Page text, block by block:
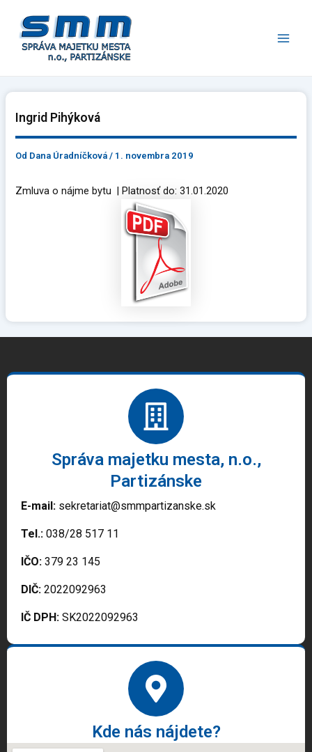
obsah
Ingrid Pihýková
Od Dana Úradníčková/ 1. novembra 2019
Zmluva o nájme bytu | Platnosť do: 31.01.2020
Správa majetku mesta, n.o.,
Partizánske
E-mail: sekretariat@smmpartizanske.sk
Tel.: 038/28 517 11
IČO: 379 23 145
DIČ: 2022092963
IČ DPH: SK2022092963
Kde nás nájdete?